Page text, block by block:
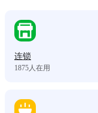
连锁
1875人在用